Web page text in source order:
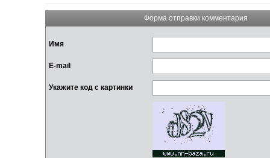
Форма отправки комментария
Имя
E-mail
Укажите код с картинки